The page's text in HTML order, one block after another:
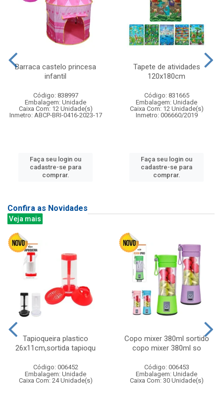
Barraca castelo princesa
infantil
Código: 838997
Embalagem: Unidade
Caixa Com: 12 Unidade(s)
Inmetro: ABCP-BRI-0416-2023-17
Faça seu login ou
cadastre-se para
comprar.
Tapete de atividades
120x180cm
Código: 831665
Embalagem: Unidade
Caixa Com: 12 Unidade(s)
Inmetro: 006660/2019
Faça seu login ou
cadastre-se para
comprar.
Confira as Novidades
Veja mais
Tapioqueira plastico
26x11cm,sortida tapioqu
Código: 006452
Embalagem: Unidade
Caixa Com: 24 Unidade(s)
Copo mixer 380ml sortido
copo mixer 380ml so
Código: 006453
Embalagem: Unidade
Caixa Com: 30 Unidade(s)